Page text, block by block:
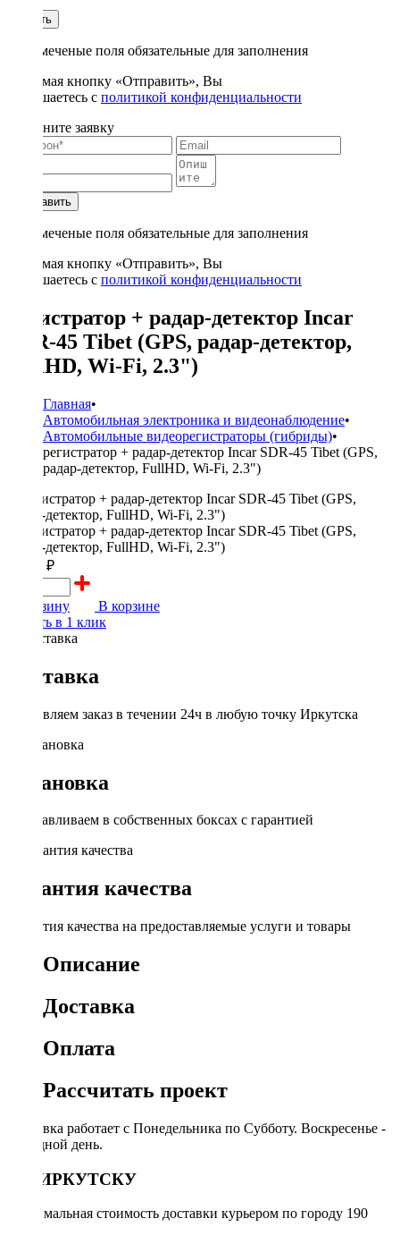
Купить
* - отмеченые поля обязательные для заполнения
Нажимая кнопку «Отправить», Вы
соглашаетесь с политикой конфиденциальности
Заполните заявку
Отправить
* - отмеченые поля обязательные для заполнения
Нажимая кнопку «Отправить», Вы
соглашаетесь с политикой конфиденциальности
регистратор + радар-детектор Incar
SDR-45 Tibet (GPS, радар-детектор,
FullHD, Wi-Fi, 2.3")
Главная•
Автомобильная электроника и видеонаблюдение•
Автомобильные видеорегистраторы (гибриды)•
регистратор + радар-детектор Incar SDR-45 Tibet (GPS,
радар-детектор, FullHD, Wi-Fi, 2.3")
10990 ₽
В корзину
В корзине
Купить в 1 клик
Доставка
Доставляем заказ в течении 24ч в любую точку Иркутска
Установка
Устанавливаем в собственных боксах с гарантией
Гарантия качества
Гарантия качества на предоставляемые услуги и товары
Описание
Доставка
Оплата
Рассчитать проект
Доставка работает с Понедельника по Субботу. Воскресенье -
выходной день.
ПО ИРКУТСКУ
Минимальная стоимость доставки курьером по городу 190